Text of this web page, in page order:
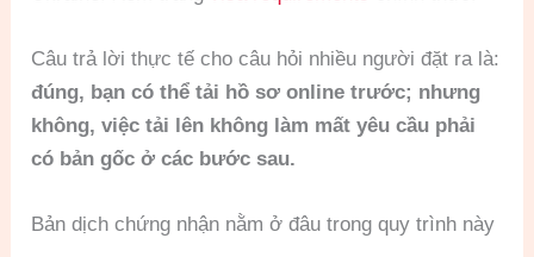
Câu trả lời thực tế cho câu hỏi nhiều người đặt ra là:
đúng, bạn có thể tải hồ sơ online trước; nhưng
không, việc tải lên không làm mất yêu cầu phải
có bản gốc ở các bước sau.
Bản dịch chứng nhận nằm ở đâu trong quy trình này